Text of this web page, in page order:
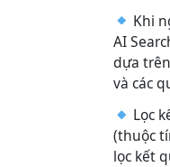
Khi
AI
dựa
và các
Lọc
(thuộc
lọc kết